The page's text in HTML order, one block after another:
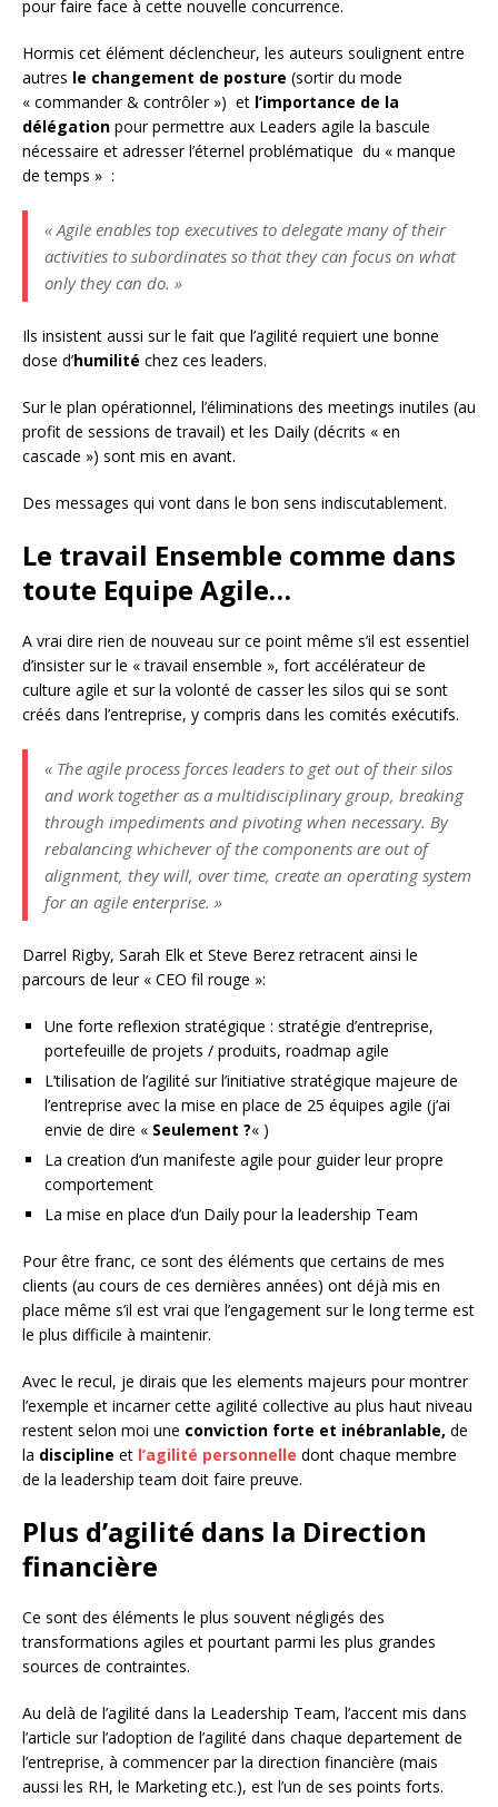
pour faire face à cette nouvelle concurrence.
Hormis cet élément déclencheur, les auteurs soulignent entre
autres le changement de posture (sortir du mode
« commander & contrôler ») et l’importance de la
délégation pour permettre aux Leaders agile la bascule
nécessaire et adresser l’éternel problématique du « manque
de temps » :
« Agile enables top executives to delegate many of their
activities to subordinates so that they can focus on what
only they can do. »
Ils insistent aussi sur le fait que l’agilité requiert une bonne
dose d’humilité chez ces leaders.
Sur le plan opérationnel, l’éliminations des meetings inutiles (au
profit de sessions de travail) et les Daily (décrits « en
cascade ») sont mis en avant.
Des messages qui vont dans le bon sens indiscutablement.
Le travail Ensemble comme dans
toute Equipe Agile…
A vrai dire rien de nouveau sur ce point même s’il est essentiel
d’insister sur le « travail ensemble », fort accélérateur de
culture agile et sur la volonté de casser les silos qui se sont
créés dans l’entreprise, y compris dans les comités exécutifs.
« The agile process forces leaders to get out of their silos
and work together as a multidisciplinary group, breaking
through impediments and pivoting when necessary. By
rebalancing whichever of the components are out of
alignment, they will, over time, create an operating system
for an agile enterprise. »
Darrel Rigby, Sarah Elk et Steve Berez retracent ainsi le
parcours de leur « CEO fil rouge »:
Une forte reflexion stratégique : stratégie d’entreprise,
portefeuille de projets / produits, roadmap agile
L’tilisation de l’agilité sur l’initiative stratégique majeure de
l’entreprise avec la mise en place de 25 équipes agile (j’ai
envie de dire « Seulement ?« )
La creation d’un manifeste agile pour guider leur propre
comportement
La mise en place d’un Daily pour la leadership Team
Pour être franc, ce sont des éléments que certains de mes
clients (au cours de ces dernières années) ont déjà mis en
place même s’il est vrai que l’engagement sur le long terme est
le plus difficile à maintenir.
Avec le recul, je dirais que les elements majeurs pour montrer
l’exemple et incarner cette agilité collective au plus haut niveau
restent selon moi une conviction forte et inébranlable, de
la discipline et l’agilité personnelle dont chaque membre
de la leadership team doit faire preuve.
Plus d’agilité dans la Direction
financière
Ce sont des éléments le plus souvent négligés des
transformations agiles et pourtant parmi les plus grandes
sources de contraintes.
Au delà de l’agilité dans la Leadership Team, l’accent mis dans
l’article sur l’adoption de l’agilité dans chaque departement de
l’entreprise, à commencer par la direction financière (mais
aussi les RH, le Marketing etc.), est l’un de ses points forts.